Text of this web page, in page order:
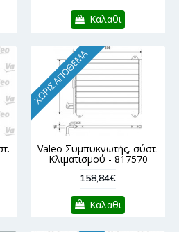
Καλαθι
ΧΩΡΊΣ ΑΠΌΘΕΜΑ
Valeo Συμπυκνωτής, σύστ.
Κλιματισμού - 817570
158,84€
Καλαθι